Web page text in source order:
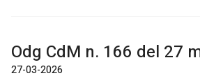
Odg CdM n. 166 del 27
27-03-2026